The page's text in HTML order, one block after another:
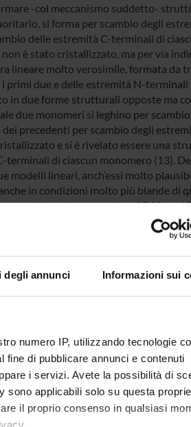
degli annunci Informazioni sui
numero IP, utilizzando tecnologie
di pubblicare annunci e contenuti
i servizi. Avete la possibilità di
applicabili solo su questa
il proprio consenso in qualsiasi
-col meccanismo suddetto-
si forma per scambio degli
delle estremità C-terminali di
è stato cristallizzato, ma per via
lineare molto verosimile, formata da
primi due e delle estremità N-
in due forme strutturali opposte ma
due monomeri si leghino per
precedenti per scambio degli
e si è rivelato essere una
terminali di ciascun monomero (13).
modelli lineari, anch’essi molto
in condizioni molto più blande di
spontaneamente a 37 °C e a
ne induce la dimerizzazione (15).
il meccanismo di “scambio” ch’è
di fibrille amiloido-simili (12)
la cistatina C (16), e (2) la
proteica tramite
promettente e utile per la
caratterizzati da così gravi
A ha anche precise attinenze col
acquistano e manifestano
almeno alcune delle attività
Anzi, la caratterizzazione
(13) le interpretazioni già
elica e che possono riassumersi